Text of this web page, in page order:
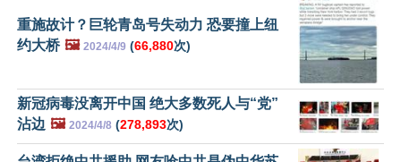
重施故计？巨轮青岛号失动力 恐要撞上纽
约大桥 🖼️ 2024/4/9 (66,880次)
新冠病毒没离开中国 绝大多数死人与“党”
沾边 🖼️ 2024/4/8 (278,893次)